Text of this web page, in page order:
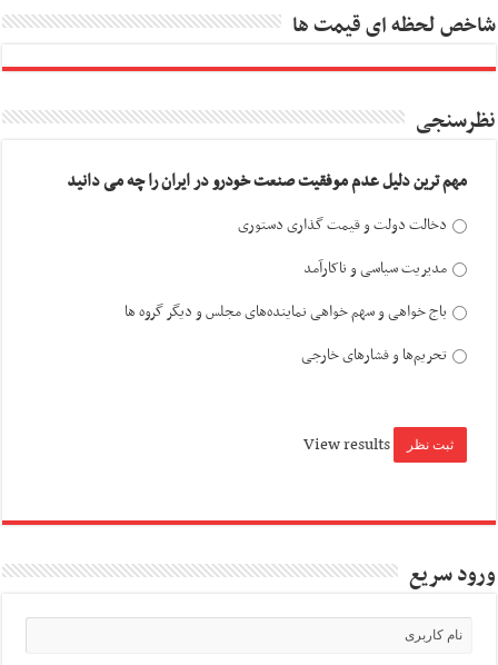
شاخص لحظه ای قیمت ها
نظرسنجی
مهم ترین دلیل عدم موفقیت صنعت خودرو در ایران را چه می دانید
دخالت دولت و قیمت گذاری دستوری
مدیریت سیاسی و ناکارآمد
باج خواهی و سهم خواهی نماینده‌های مجلس و دیگر گروه ها
تحریم‌ها و فشارهای خارجی
View results
ورود سریع